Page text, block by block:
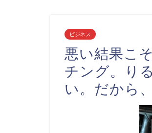
ビジネス
悪い結果こ
チング。り
い。だから